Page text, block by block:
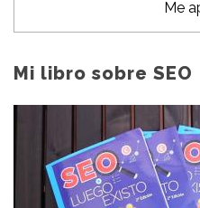
Mi libro sobre SEO